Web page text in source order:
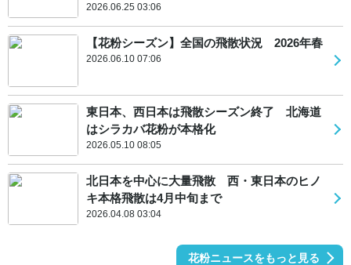
2026.06.25 03:06
【花粉シーズン】全国の飛散状況 2026年春
2026.06.10 07:06
東日本、西日本は飛散シーズン終了 北海道
はシラカバ花粉が本格化
2026.05.10 08:05
北日本を中心に大量飛散 西・東日本のヒノ
キ本格飛散は4月中旬まで
2026.04.08 03:04
花粉ニュースをもっと見る